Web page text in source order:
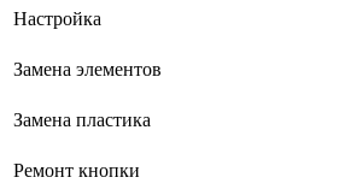
держателей с
детекторов проводки
дисковых пил
Настройка
Замена элементов
Замена пластика
Ремонт кнопки